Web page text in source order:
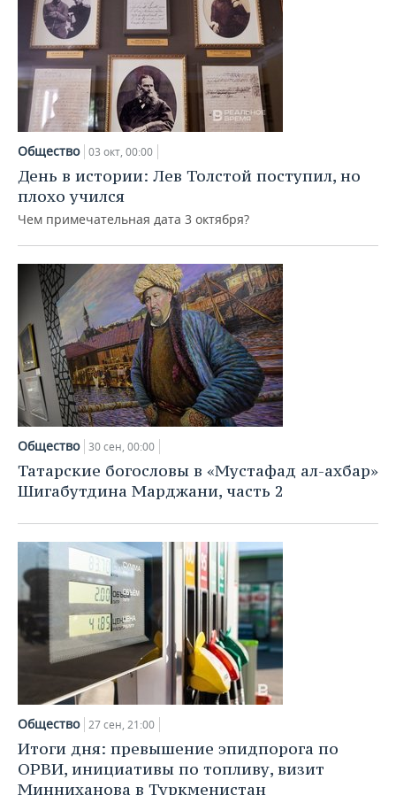
Общество 03 окт, 00:00
День в истории: Лев Толстой поступил, но
плохо учился
Чем примечательная дата 3 октября?
Общество 30 сен, 00:00
Татарские богословы в «Мустафад ал-ахбар»
Шигабутдина Марджани, часть 2
Общество 27 сен, 21:00
Итоги дня: превышение эпидпорога по
ОРВИ, инициативы по топливу, визит
Минниханова в Туркменистан